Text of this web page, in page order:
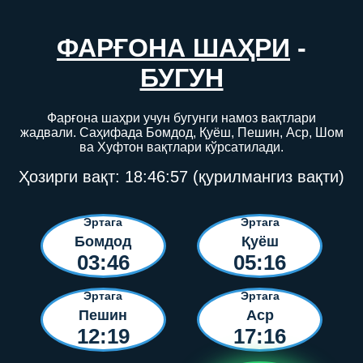
ФАРҒОНА ШАҲРИ -
БУГУН
Фарғона шаҳри учун бугунги намоз вақтлари
жадвали. Саҳифада Бомдод, Қуёш, Пешин, Аср, Шом
ва Хуфтон вақтлари кўрсатилади.
Ҳозирги вақт: 18:46:57 (қурилмангиз вақти)
Эртага
Бомдод
03:46
Эртага
Қуёш
05:16
Эртага
Пешин
12:19
Эртага
Аср
17:16